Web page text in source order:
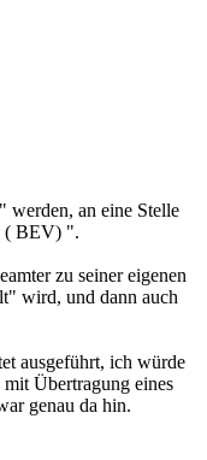
werden, an eine Stelle
( BEV) ".
zu seiner eigenen
wird, und dann auch
ausgeführt, ich würde
mit Übertragung eines
genau da hin.